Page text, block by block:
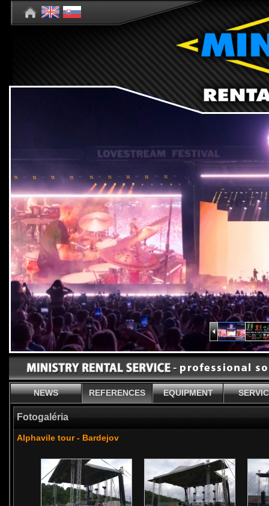
NEWS REFERENCES EQUIPMENT
Fotogaléria
Alphavile tour - Bardejov